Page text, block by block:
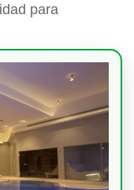
para